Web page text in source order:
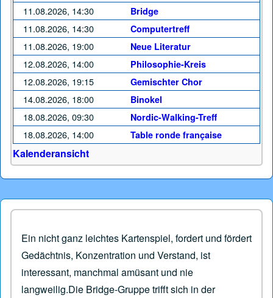
Ein nicht ganz leichtes Kartenspiel, fordert und fördert
Gedächtnis, Konzentration und Verstand, ist
interessant, manchmal amüsant und nie
langweilig.Die Bridge-Gruppe trifft sich in der
11.08.2026, 14:30 Bridge
11.08.2026, 14:30 Computertreff
11.08.2026, 19:00 Neue Literatur
12.08.2026, 14:00 Philosophie-Kreis
12.08.2026, 19:15 Gemischter Chor
14.08.2026, 18:00 Binokel
18.08.2026, 09:30 Nordic-Walking-Treff
18.08.2026, 14:00 Table ronde française
Kalenderansicht